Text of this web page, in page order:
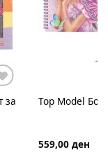
Top Model
1.899,00 ден